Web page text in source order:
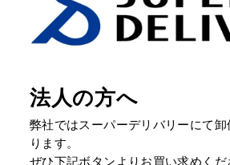
法人の方へ
弊社ではスーパーデリバリーにて
ります。
ぜひ下記ボタンよりお買い求めくだ